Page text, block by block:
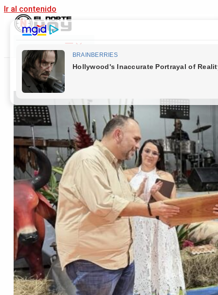
Ir al contenido
Main Menu